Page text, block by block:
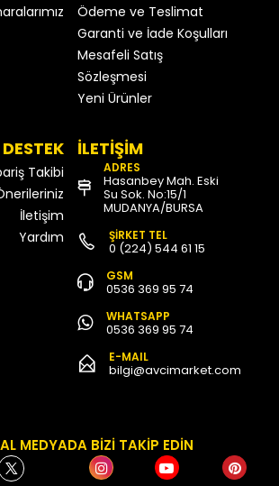
Ödeme ve Teslimat
Garanti ve İade Koşulları
Mesafeli Satış
Sözleşmesi
Yeni Ürünler
DESTEK
Takibi
İletişim
Yardım
İLETİŞİM
ADRES
Hasanbey Mah. Eski
Su Sok. No:15/1
MUDANYA/BURSA
ŞİRKET TEL
0 (224) 544 61 15
GSM
0536 369 95 74
WHATSAPP
0536 369 95 74
E-MAIL
bilgi@avcimarket.com
MEDYADA BİZİ TAKİP EDİN